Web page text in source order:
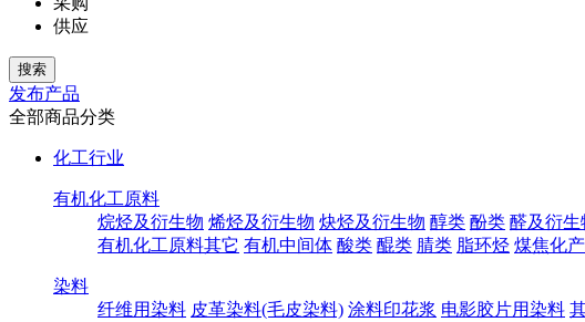
供应
发布产品
全部商品分类
化工行业
有机化工原料
烷烃及衍生物 烯烃及衍生物 炔烃及衍生物 醇类 酚类 醛及衍生
有机化工原料其它 有机中间体 酸类 醌类 腈类 脂环烃 煤焦化
染料
纤维用染料 皮革染料(毛皮染料) 涂料印花浆 电影胶片用染料